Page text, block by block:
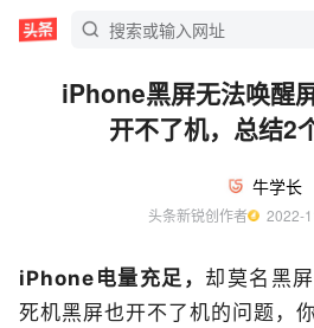
iPhone黑屏无法唤醒
开不了机，总结2
牛学长
头条新锐创作者
iPhone电量充足， 却莫名黑
死机黑屏也开不了机的问题，